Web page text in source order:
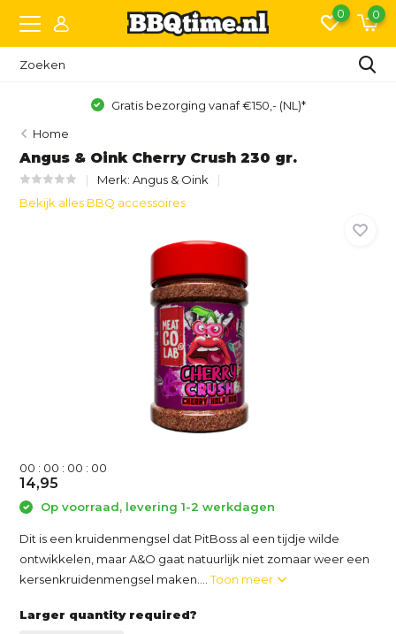
0 0
Gratis bezorging vanaf €150,- (NL)*
Home
Angus & Oink Cherry Crush 230 gr.
Merk:Angus & Oink
Bekijk alles BBQ accessoires
00 : 00 : 00 : 00
14,95
Op voorraad, levering 1-2 werkdagen
Dit is een kruidenmengsel dat PitBoss al een tijdje wilde
ontwikkelen, maar A&O gaat natuurlijk niet zomaar weer een
kersenkruidenmengsel maken....Toon meer
Larger quantity required?